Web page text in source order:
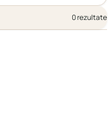
0 rezultate